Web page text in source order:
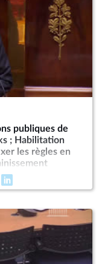
publiques de
; Habilitation
les règles en